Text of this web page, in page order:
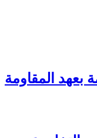
بعهد المقاومة